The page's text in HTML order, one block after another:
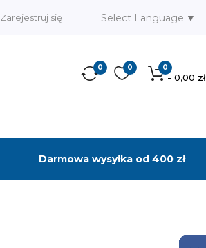
Zarejestruj się Select Language ▼
0
- 0,00 zł
0
0
Darmowa wysyłka od 400 zł